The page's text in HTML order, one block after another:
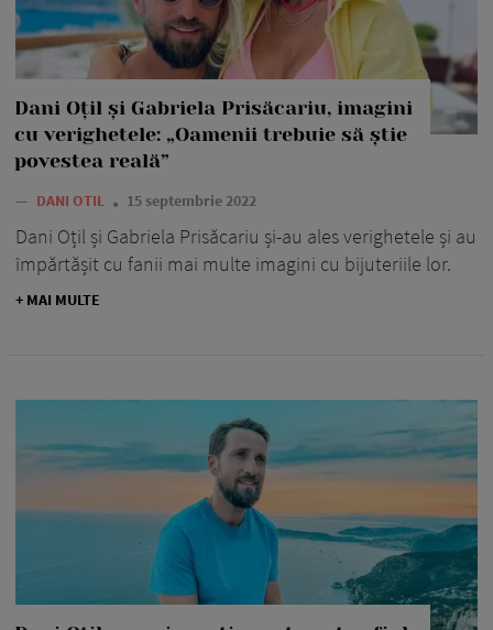
Dani Oțil și Gabriela Prisăcariu, imagini
cu verighetele: „Oamenii trebuie să știe
povestea reală”
— DANI OTIL 15 septembrie 2022
Dani Oțil și Gabriela Prisăcariu și-au ales verighetele și au
împărtășit cu fanii mai multe imagini cu bijuteriile lor.
+ MAI MULTE